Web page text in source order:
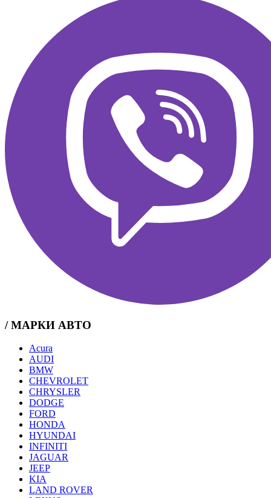
/ МАРКИ АВТО
Acura
AUDI
BMW
CHEVROLET
CHRYSLER
DODGE
FORD
HONDA
HYUNDAI
INFINITI
JAGUAR
JEEP
KIA
LAND ROVER